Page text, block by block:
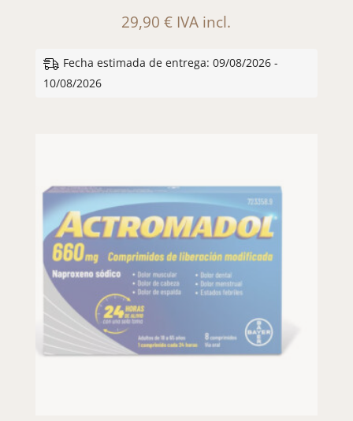
29,90€ IVA incl.
Fecha estimada de entrega: 09/08/2026 -
10/08/2026